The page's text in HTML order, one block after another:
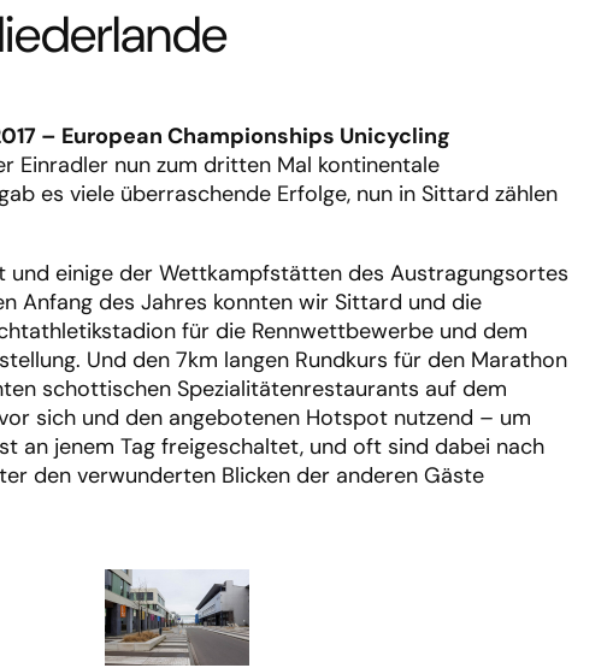
– European Championships Unicycling
Einradler nun zum dritten Mal kontinentale
es viele überraschende Erfolge, nun in Sittard zählen
einige der Wettkampfstätten des Austragungsortes
Anfang des Jahres konnten wir Sittard und die
für die Rennwettbewerbe und dem
Und den 7km langen Rundkurs für den Marathon
schottischen Spezialitätenrestaurants auf dem
sich und den angebotenen Hotspot nutzend – um
an jenem Tag freigeschaltet, und oft sind dabei nach
den verwunderten Blicken der anderen Gäste